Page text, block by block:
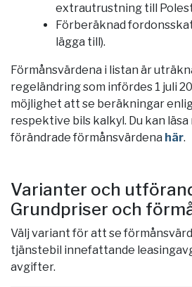
extrautrustning till
Förberäknad
lägga till).
Förmånsvärdena i listan är
regeländring som infördes 1 juli
möjlighet att se beräkningar
respektive bils kalkyl. Du kan läsa
förändrade förmånsvärdena här.
Varianter och
Grundpriser och
Välj variant för att se
tjänstebil innefattande
avgifter.